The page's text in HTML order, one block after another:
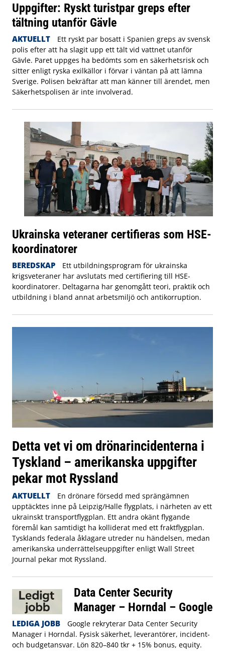
Uppgifter: Ryskt turistpar greps efter
tältning utanför Gävle
AKTUELLT
Ett ryskt par bosatt i Spanien greps av svensk
polis efter att ha slagit upp ett tält vid vattnet utanför
Gävle. Paret uppges ha bedömts som en säkerhetsrisk och
sitter enligt ryska exilkällor i förvar i väntan på att lämna
Sverige. Polisen bekräftar att man känner till ärendet, men
Säkerhetspolisen är inte involverad.
Ukrainska veteraner certifieras som HSE-
koordinatorer
BEREDSKAP
Ett utbildningsprogram för ukrainska
krigsveteraner har avslutats med certifiering till HSE-
koordinatorer. Deltagarna har genomgått teori, praktik och
utbildning i bland annat arbetsmiljö och antikorruption.
Detta vet vi om drönarincidenterna i
Tyskland – amerikanska uppgifter
pekar mot Ryssland
AKTUELLT
En drönare försedd med sprängämnen
upptäcktes inne på Leipzig/Halle flygplats, i närheten av ett
ukrainskt transportflygplan. Ett andra okänt flygande
föremål kan samtidigt ha kolliderat med ett fraktflygplan.
Tysklands federala åklagare utreder nu händelsen, medan
amerikanska underrättelseuppgifter enligt Wall Street
Journal pekar mot Ryssland.
Data Center Security
Manager – Horndal – Google
LEDIGA JOBB
Google rekryterar Data Center Security
Manager i Horndal. Fysisk säkerhet, leverantörer, incident-
och budgetansvar. Lön 820–840 tkr + 15% bonus, equity.